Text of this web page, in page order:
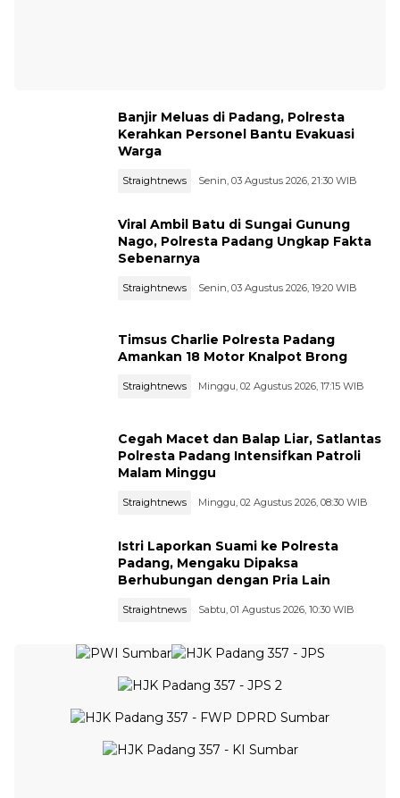
Banjir Meluas di Padang, Polresta
Kerahkan Personel Bantu Evakuasi
Warga
Straightnews Senin, 03 Agustus 2026, 21:30 WIB
Viral Ambil Batu di Sungai Gunung
Nago, Polresta Padang Ungkap Fakta
Sebenarnya
Straightnews Senin, 03 Agustus 2026, 19:20 WIB
Timsus Charlie Polresta Padang
Amankan 18 Motor Knalpot Brong
Straightnews Minggu, 02 Agustus 2026, 17:15 WIB
Cegah Macet dan Balap Liar, Satlantas
Polresta Padang Intensifkan Patroli
Malam Minggu
Straightnews Minggu, 02 Agustus 2026, 08:30 WIB
Istri Laporkan Suami ke Polresta
Padang, Mengaku Dipaksa
Berhubungan dengan Pria Lain
Straightnews Sabtu, 01 Agustus 2026, 10:30 WIB